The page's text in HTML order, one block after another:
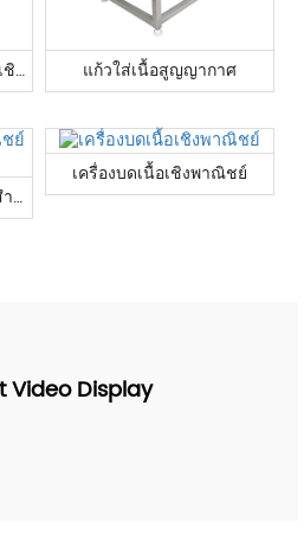
เครื่องตัดกีบเนื้อขนาดใหญ่เชิงพาณิชย์ แก้วใส่เนื้อสูญญากาศ
เครื่องผสมเนื้อเชิงพาณิชย์สำหรับขาย
เครื่องบดเนื้อเชิงพาณิชย์
Video Display